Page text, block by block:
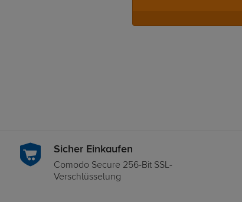
Sicher Einkaufen
Comodo Secure 256-Bit SSL-
Verschlüsselung